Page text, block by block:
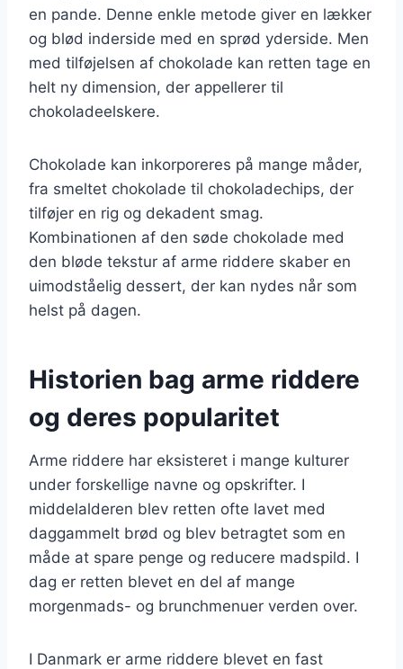
en pande. Denne enkle metode giver en lækker
og blød inderside med en sprød yderside. Men
med tilføjelsen af chokolade kan retten tage en
helt ny dimension, der appellerer til
chokoladeelskere.
Chokolade kan inkorporeres på mange måder,
fra smeltet chokolade til chokoladechips, der
tilføjer en rig og dekadent smag.
Kombinationen af den søde chokolade med
den bløde tekstur af arme riddere skaber en
uimodståelig dessert, der kan nydes når som
helst på dagen.
Historien bag arme riddere
og deres popularitet
Arme riddere har eksisteret i mange kulturer
under forskellige navne og opskrifter. I
middelalderen blev retten ofte lavet med
daggammelt brød og blev betragtet som en
måde at spare penge og reducere madspild. I
dag er retten blevet en del af mange
morgenmads- og brunchmenuer verden over.
I Danmark er arme riddere blevet en fast